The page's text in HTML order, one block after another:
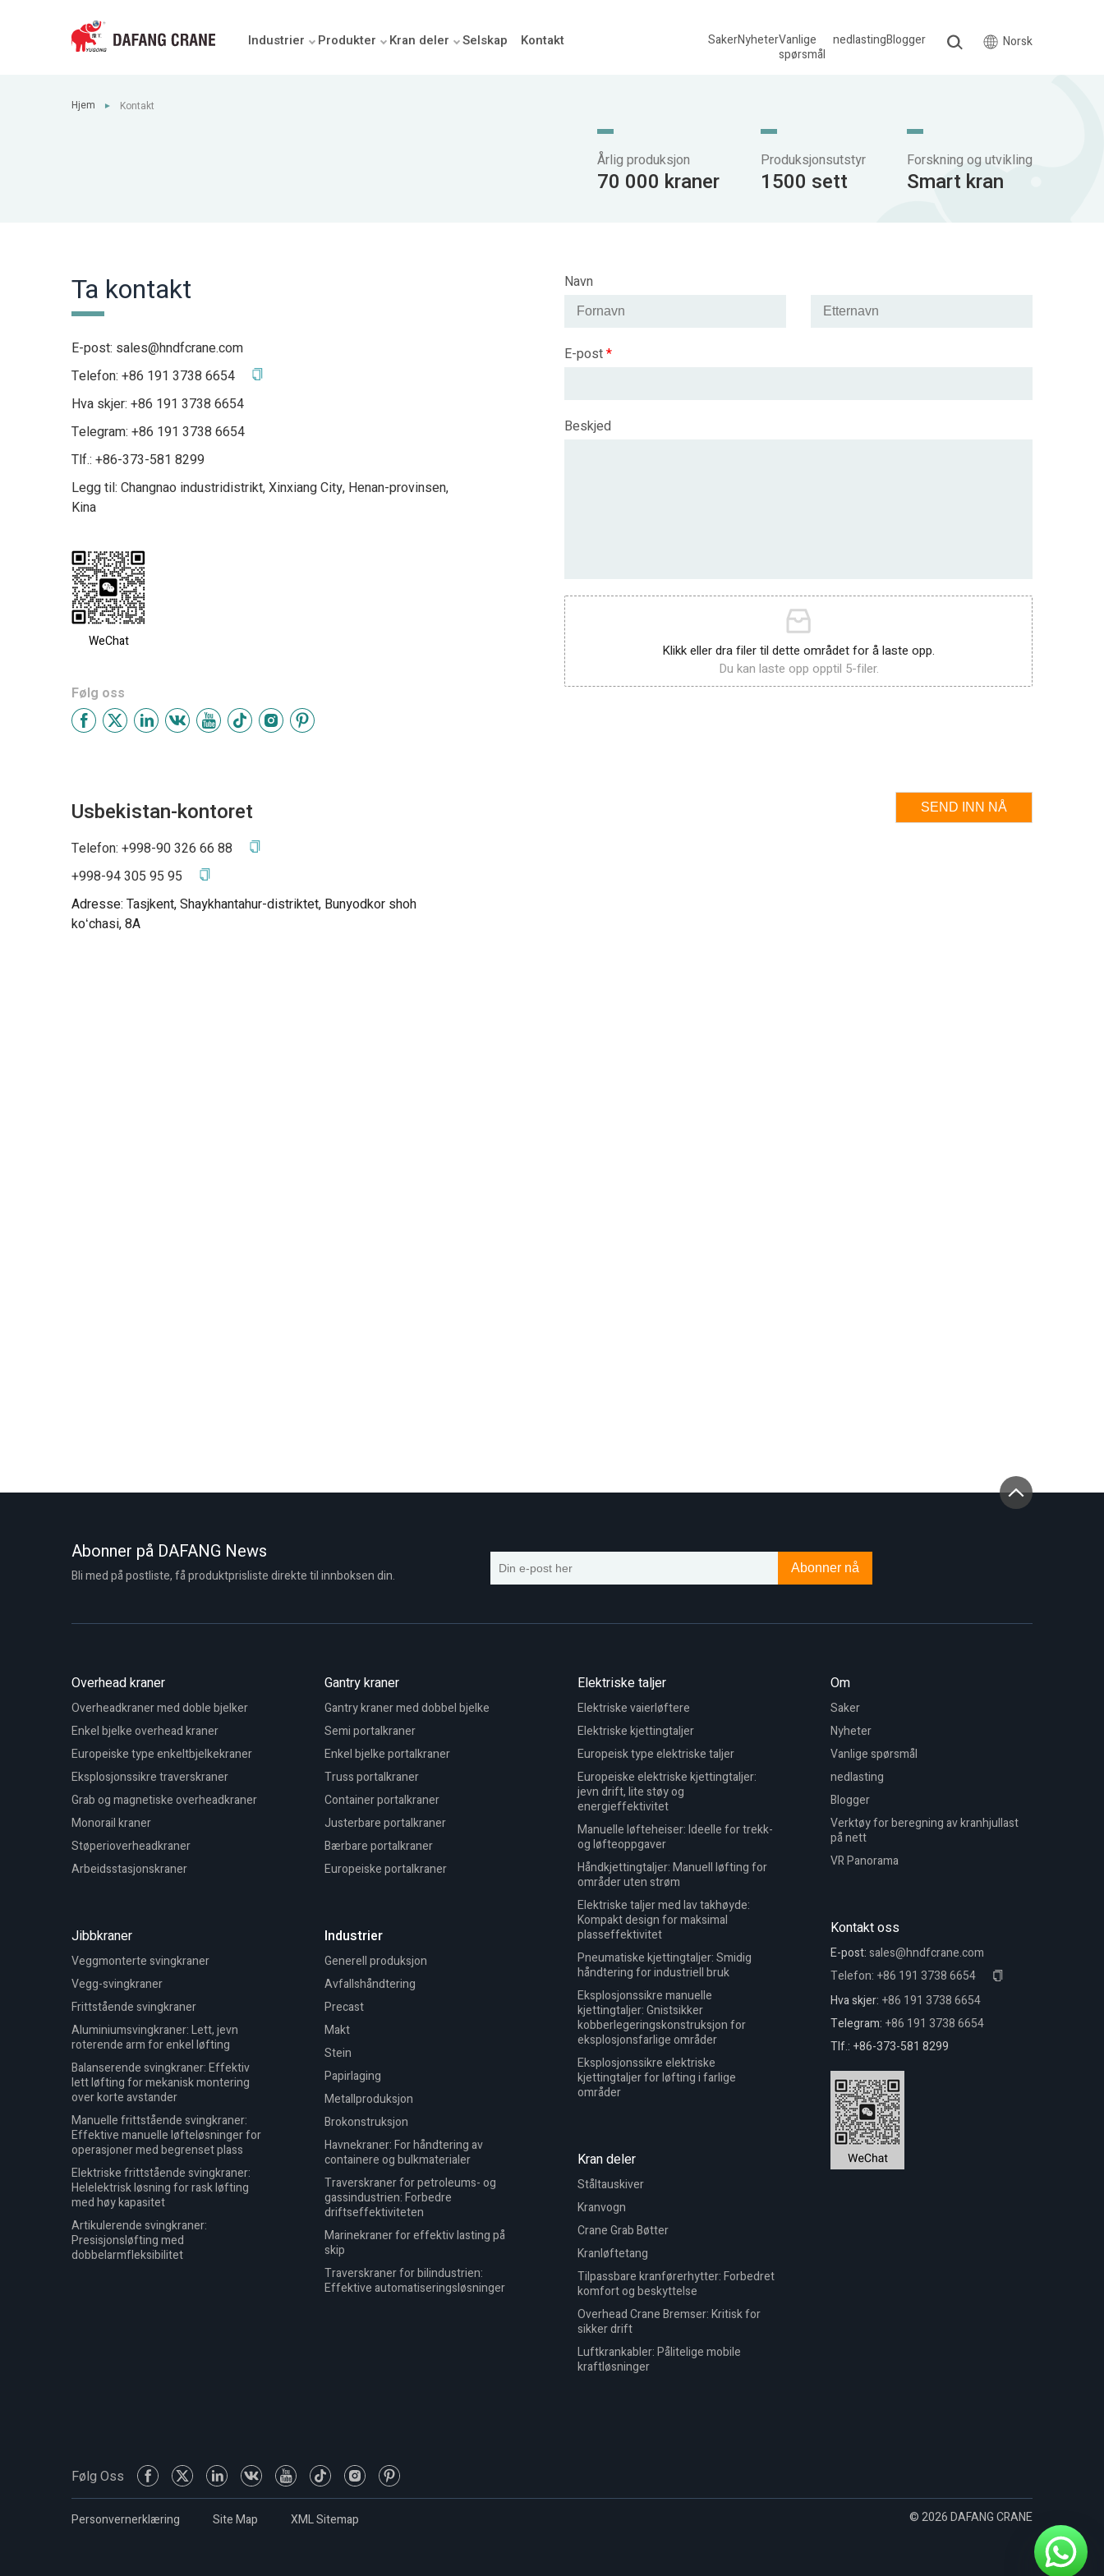
Industrier Produkter Kran deler Selskap Kontakt SakerNyheterVanlige
spørsmål
nedlastingBlogger Norsk
Hjem ► Kontakt
Årlig produksjon
70 000 kraner
Produksjonsutstyr
1500 sett
Forskning og utvikling
Smart kran
Ta kontakt
E-post: sales@hndfcrane.com
Telefon: +86 191 3738 6654
Hva skjer: +86 191 3738 6654
Telegram: +86 191 3738 6654
Tlf.: +86-373-581 8299
Legg til: Changnao industridistrikt, Xinxiang City, Henan-provinsen,
Kina
WeChat
Følg oss
Usbekistan-kontoret
Telefon: +998-90 326 66 88
+998-94 305 95 95
Adresse: Tasjkent, Shaykhantahur-distriktet, Bunyodkor shoh
koʻchasi, 8A
Navn
E-post*
Beskjed
Klikk eller dra filer til dette området for å laste opp.
Du kan laste opp opptil 5-filer.
SEND INN NÅ
Abonner på DAFANG News
Bli med på postliste, få produktprisliste direkte til innboksen din. Abonner nå
Overhead kraner
Overheadkraner med doble bjelker
Enkel bjelke overhead kraner
Europeiske type enkeltbjelkekraner
Eksplosjonssikre traverskraner
Grab og magnetiske overheadkraner
Monorail kraner
Støperioverheadkraner
Arbeidsstasjonskraner
Jibbkraner
Veggmonterte svingkraner
Vegg-svingkraner
Frittstående svingkraner
Aluminiumsvingkraner: Lett, jevn
roterende arm for enkel løfting
Balanserende svingkraner: Effektiv
lett løfting for mekanisk montering
over korte avstander
Manuelle frittstående svingkraner:
Effektive manuelle løfteløsninger for
operasjoner med begrenset plass
Elektriske frittstående svingkraner:
Helelektrisk løsning for rask løfting
med høy kapasitet
Artikulerende svingkraner:
Presisjonsløfting med
dobbelarmfleksibilitet
Gantry kraner
Gantry kraner med dobbel bjelke
Semi portalkraner
Enkel bjelke portalkraner
Truss portalkraner
Container portalkraner
Justerbare portalkraner
Bærbare portalkraner
Europeiske portalkraner
Industrier
Generell produksjon
Avfallshåndtering
Precast
Makt
Stein
Papirlaging
Metallproduksjon
Brokonstruksjon
Havnekraner: For håndtering av
containere og bulkmaterialer
Traverskraner for petroleums- og
gassindustrien: Forbedre
driftseffektiviteten
Marinekraner for effektiv lasting på
skip
Traverskraner for bilindustrien:
Effektive automatiseringsløsninger
Elektriske taljer
Elektriske vaierløftere
Elektriske kjettingtaljer
Europeisk type elektriske taljer
Europeiske elektriske kjettingtaljer:
jevn drift, lite støy og
energieffektivitet
Manuelle løfteheiser: Ideelle for trekk-
og løfteoppgaver
Håndkjettingtaljer: Manuell løfting for
områder uten strøm
Elektriske taljer med lav takhøyde:
Kompakt design for maksimal
plasseffektivitet
Pneumatiske kjettingtaljer: Smidig
håndtering for industriell bruk
Eksplosjonssikre manuelle
kjettingtaljer: Gnistsikker
kobberlegeringskonstruksjon for
eksplosjonsfarlige områder
Eksplosjonssikre elektriske
kjettingtaljer for løfting i farlige
områder
Kran deler
Ståltauskiver
Kranvogn
Crane Grab Bøtter
Kranløftetang
Tilpassbare kranførerhytter: Forbedret
komfort og beskyttelse
Overhead Crane Bremser: Kritisk for
sikker drift
Luftkrankabler: Pålitelige mobile
kraftløsninger
Om
Saker
Nyheter
Vanlige spørsmål
nedlasting
Blogger
Verktøy for beregning av kranhjullast
på nett
VR Panorama
Kontakt oss
E-post:sales@hndfcrane.com
Telefon: +86 191 3738 6654
Hva skjer: +86 191 3738 6654
Telegram: +86 191 3738 6654
Tlf.: +86-373-581 8299
Følg Oss
Personvernerklæring Site Map XML Sitemap © 2026 DAFANG CRANE